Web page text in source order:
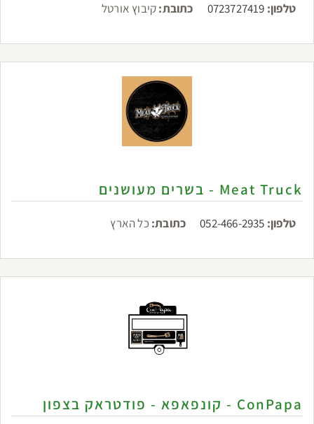
טלפון: 0723727419 כתובת:קיבוץ אורטל
Meat Truck - בשרים מעושנים
טלפון: 052-466-2935 כתובת: כל הארץ
ConPapa - קונפאפא - פודטראק בצפון